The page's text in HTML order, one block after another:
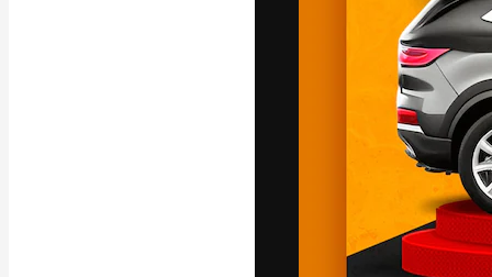
Copyright ©